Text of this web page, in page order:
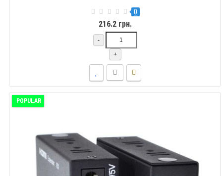
0
216.2 грн.
-
+
POPULAR